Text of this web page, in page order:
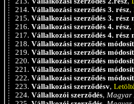
Vállalkozási szerződés 3. rész,
Vállalkozási szerződés 3. rész
Vállalkozási szerződés 4. rész,
Vállalkozási szerződés 4. rész
Vállalkozási szerződés
Vállalkozási szerződés
Vállalkozási szerződés
Vállalkozási szerződés
Vállalkozási szerződés
Vállalkozási szerződésv,
Vállalkozói szerződés, Magyar